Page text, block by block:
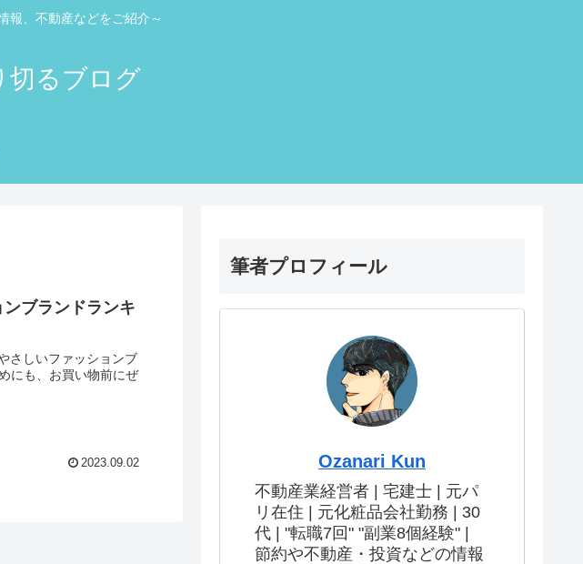
報、不動産などをご紹介～
切るブログ
ンブランドランキ
さしいファッションブ
にも、お買い物前にぜ
2023.09.02
筆者プロフィール
Ozanari Kun
不動産業経営者 | 宅建士 | 元パ
リ在住 | 元化粧品会社勤務 | 30
代 | "転職7回" "副業8個経験" |
節約や不動産・投資などの情報